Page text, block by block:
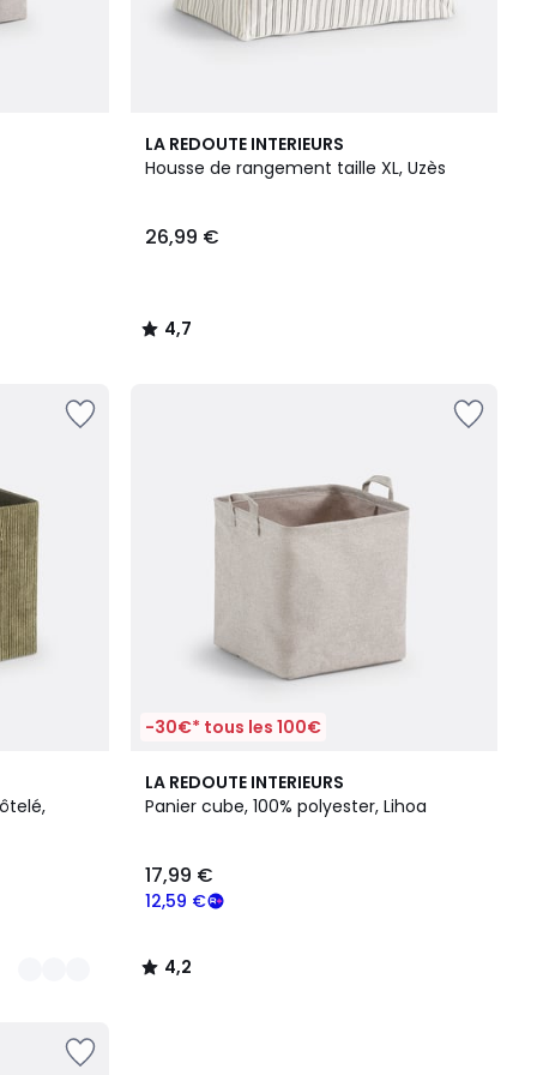
LA REDOUTE INTERIEURS
Housse de rangement taille XL, Uzès
26,99 €
4,7
/ 5
4,7
/
-30€* tous les 100€
LA REDOUTE INTERIEURS
Panier cube, 100% polyester, Lihoa
12,59 €
17,99 €
4,2
/ 5
4,2
/